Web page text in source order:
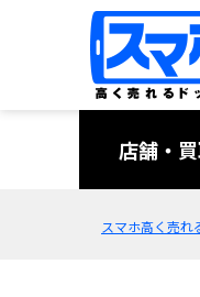
店舗・
スマホ高く売れ